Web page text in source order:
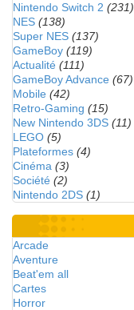
Nintendo Switch 2 (231)
NES (138)
Super NES (137)
GameBoy (119)
Actualité (111)
GameBoy Advance (67)
Mobile (42)
Retro-Gaming (15)
New Nintendo 3DS (11)
LEGO (5)
Plateformes (4)
Cinéma (3)
Société (2)
Nintendo 2DS (1)
Arcade
Aventure
Beat'em all
Cartes
Horror